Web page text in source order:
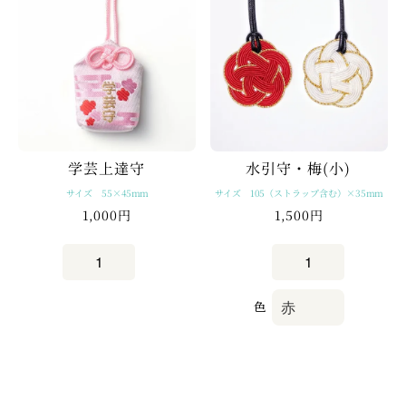
学芸上達守
サイズ 55×45mm
1,000円
水引守・梅(小)
サイズ 105（ストラップ含む）×35mm
1,500円
色